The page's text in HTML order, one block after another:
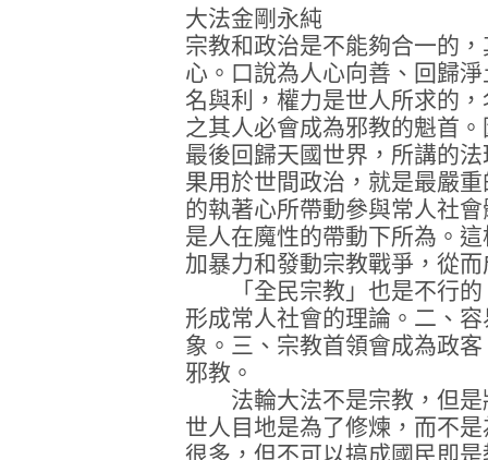
大法金剛永純
宗教和政治是不能夠合一的
心。口說為人心向善、回歸
名與利，權力是世人所求的
之其人必會成為邪教的魁首
最後回歸天國世界，所講的
果用於世間政治，就是最嚴
的執著心所帶動參與常人社
是人在魔性的帶動下所為。
加暴力和發動宗教戰爭，從
「全民宗教」也是不行的
形成常人社會的理論。二、
象。三、宗教首領會成為政
邪教。
法輪大法不是宗教，但是
世人目地是為了修煉，而不
很多，但不可以搞成國民即